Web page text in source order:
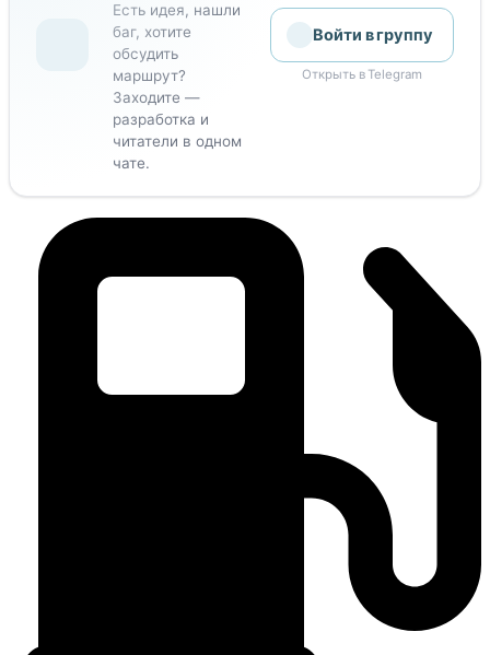
Есть идея, нашли
баг, хотите
обсудить
маршрут?
Заходите —
разработка и
читатели в одном
чате.
Войти в группу
Открыть в Telegram